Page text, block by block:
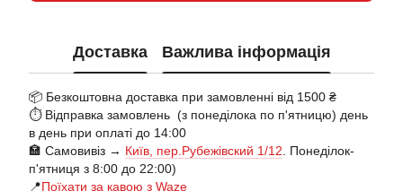
Доставка Важлива інформація
📦 Безкоштовна доставка при замовленні від 1500 ₴
⏱️ Відправка замовлень (з понеділока по п'ятницю) день
в день при оплаті до 14:00
🏣 Самовивіз → Київ, пер.Рубежівский 1/12. Понеділок-
п'ятниця з 8:00 до 22:00)
📍Поїхати за кавою з Waze